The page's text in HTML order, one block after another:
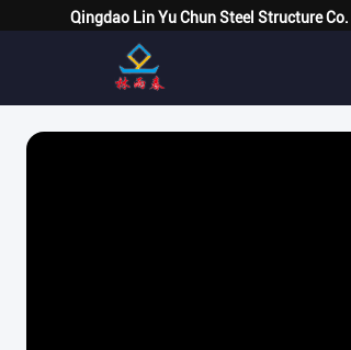
Qingdao Lin Yu Chun Steel Structure Co.